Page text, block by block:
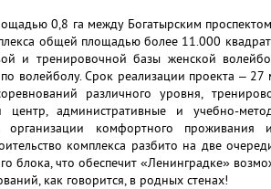
0,8 га между Богатырским
общей площадью более 11.000
и тренировочной базы женской
волейболу. Срок реализации проекта – 27
различного уровня,
центр, административные и учебно-
организации комфортного
комплекса разбито на две
блока, что обеспечит «Ленинградке»
как говорится, в родных стенах!